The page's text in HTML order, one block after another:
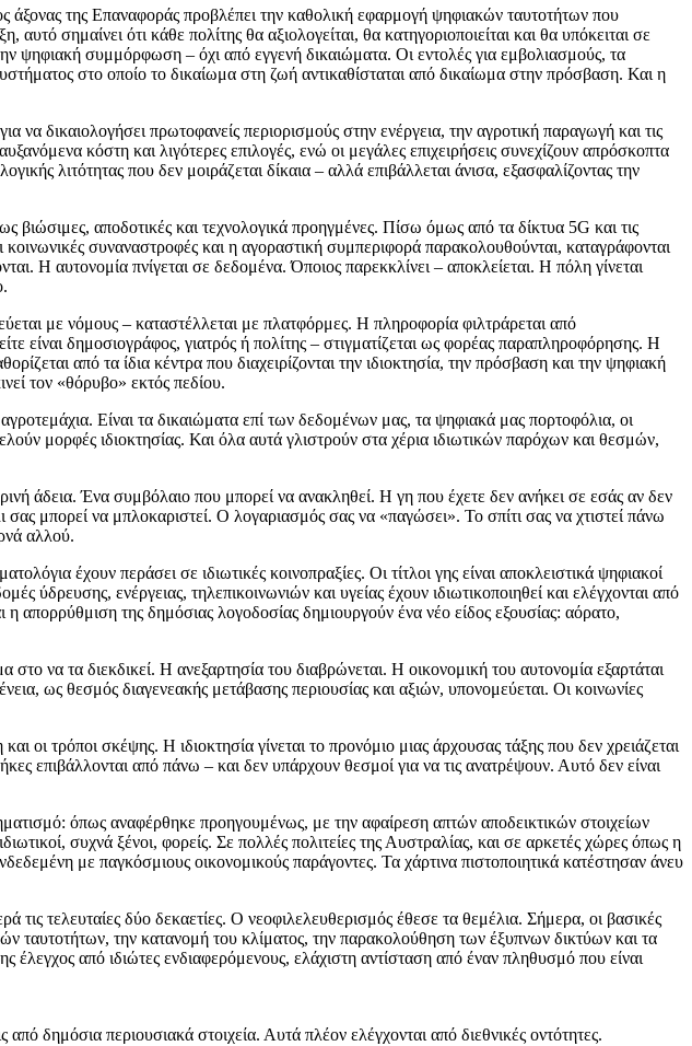
άξονας της Επαναφοράς προβλέπει την καθολική εφαρμογή ψηφιακών ταυτοτήτων που
σημαίνει ότι κάθε πολίτης θα αξιολογείται, θα κατηγοριοποιείται και θα υπόκειται σε
ψηφιακή συμμόρφωση – όχι από εγγενή δικαιώματα. Οι εντολές για εμβολιασμούς, τα
στο οποίο το δικαίωμα στη ζωή αντικαθίσταται από δικαίωμα στην πρόσβαση. Και η
να δικαιολογήσει πρωτοφανείς περιορισμούς στην ενέργεια, την αγροτική παραγωγή και τις
κόστη και λιγότερες επιλογές, ενώ οι μεγάλες επιχειρήσεις συνεχίζουν απρόσκοπτα
λιτότητας που δεν μοιράζεται δίκαια – αλλά επιβάλλεται άνισα, εξασφαλίζοντας την
αποδοτικές και τεχνολογικά προηγμένες. Πίσω όμως από τα δίκτυα 5G και τις
συναναστροφές και η αγοραστική συμπεριφορά παρακολουθούνται, καταγράφονται
Η αυτονομία πνίγεται σε δεδομένα. Όποιος παρεκκλίνει – αποκλείεται. Η πόλη γίνεται
με νόμους – καταστέλλεται με πλατφόρμες. Η πληροφορία φιλτράρεται από
είναι δημοσιογράφος, γιατρός ή πολίτης – στιγματίζεται ως φορέας παραπληροφόρησης. Η
από τα ίδια κέντρα που διαχειρίζονται την ιδιοκτησία, την πρόσβαση και την ψηφιακή
τον «θόρυβο» εκτός πεδίου.
Είναι τα δικαιώματα επί των δεδομένων μας, τα ψηφιακά μας πορτοφόλια, οι
μορφές ιδιοκτησίας. Και όλα αυτά γλιστρούν στα χέρια ιδιωτικών παρόχων και θεσμών,
άδεια. Ένα συμβόλαιο που μπορεί να ανακληθεί. Η γη που έχετε δεν ανήκει σε εσάς αν δεν
μπορεί να μπλοκαριστεί. Ο λογαριασμός σας να «παγώσει». Το σπίτι σας να χτιστεί πάνω
αλλού.
έχουν περάσει σε ιδιωτικές κοινοπραξίες. Οι τίτλοι γης είναι αποκλειστικά ψηφιακοί
ύδρευσης, ενέργειας, τηλεπικοινωνιών και υγείας έχουν ιδιωτικοποιηθεί και ελέγχονται από
απορρύθμιση της δημόσιας λογοδοσίας δημιουργούν ένα νέο είδος εξουσίας: αόρατο,
να τα διεκδικεί. Η ανεξαρτησία του διαβρώνεται. Η οικονομική του αυτονομία εξαρτάται
ως θεσμός διαγενεακής μετάβασης περιουσίας και αξιών, υπονομεύεται. Οι κοινωνίες
οι τρόποι σκέψης. Η ιδιοκτησία γίνεται το προνόμιο μιας άρχουσας τάξης που δεν χρειάζεται
επιβάλλονται από πάνω – και δεν υπάρχουν θεσμοί για να τις ανατρέψουν. Αυτό δεν είναι
όπως αναφέρθηκε προηγουμένως, με την αφαίρεση απτών αποδεικτικών στοιχείων
συχνά ξένοι, φορείς. Σε πολλές πολιτείες της Αυστραλίας, και σε αρκετές χώρες όπως η
με παγκόσμιους οικονομικούς παράγοντες. Τα χάρτινα πιστοποιητικά κατέστησαν άνευ
τις τελευταίες δύο δεκαετίες. Ο νεοφιλελευθερισμός έθεσε τα θεμέλια. Σήμερα, οι βασικές
ταυτοτήτων, την κατανομή του κλίματος, την παρακολούθηση των έξυπνων δικτύων και τα
από ιδιώτες ενδιαφερόμενους, ελάχιστη αντίσταση από έναν πληθυσμό που είναι
δημόσια περιουσιακά στοιχεία. Αυτά πλέον ελέγχονται από διεθνικές οντότητες.